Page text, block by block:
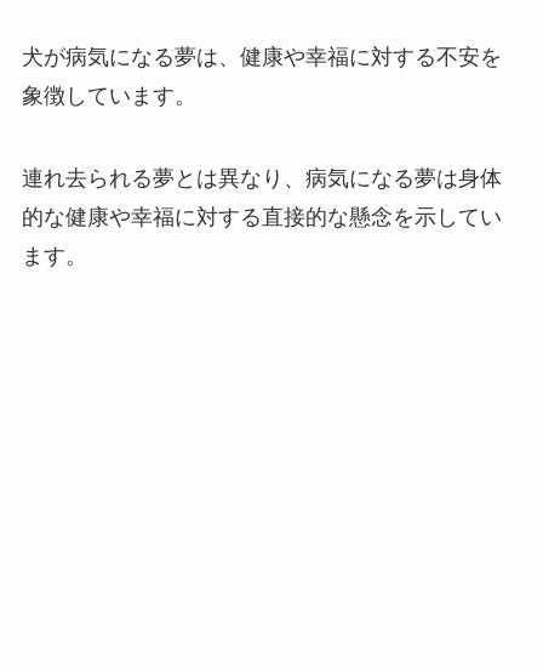
犬が病気になる夢は、健康や幸福に対する不安を
象徴しています。
連れ去られる夢とは異なり、病気になる夢は身体
的な健康や幸福に対する直接的な懸念を示してい
ます。